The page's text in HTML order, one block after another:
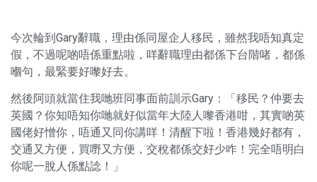
今次輪到Gary辭職，理由係同屋企人移民，雖然我唔知真定
假，不過呢啲唔係重點啦，咩辭職理由都係下台階啫，都係
嗰句，最緊要好嚟好去。
然後阿頭就當住我哋班同事面前訓示Gary：「移民？仲要去
英國？你知唔知你哋就好似當年大陸人嚟香港咁，其實啲英
國佬好憎你，唔通又同你講咩！清醒下啦！香港幾好都有，
交通又方便，買嘢又方便，交稅都係交好少咋！完全唔明白
你呢一脫人係點諗！」